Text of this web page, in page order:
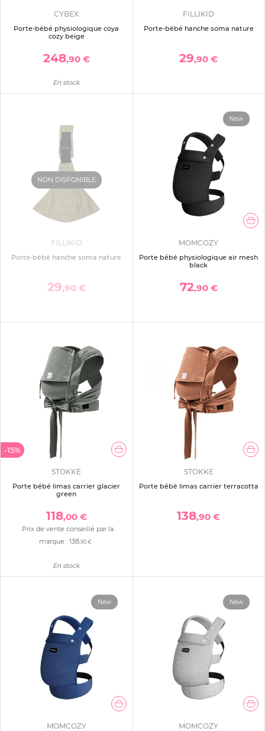
CYBEX
Porte-bébé physiologique coya
cozy beige
248,90 €
En stock
FILLIKID
Porte-bébé hanche soma nature
29,90 €
NON DISPONIBLE
FILLIKID
Porte-bébé hanche soma nature
29,90 €
New
MOMCOZY
Porte bébé physiologique air mesh
black
72,90 €
-15%
STOKKE
Porte bébé limas carrier glacier
green
118,00 €
Prix de vente conseillé par la
marque : 138,90 €
En stock
STOKKE
Porte bébé limas carrier terracotta
138,90 €
New
MOMCOZY
New
MOMCOZY